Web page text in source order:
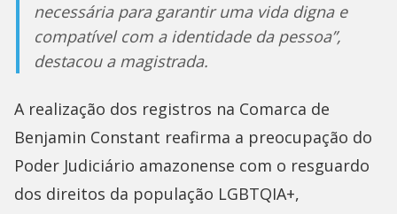
necessária para garantir uma vida digna e
compatível com a identidade da pessoa”,
destacou a magistrada.
A realização dos registros na Comarca de
Benjamin Constant reafirma a preocupação do
Poder Judiciário amazonense com o resguardo
dos direitos da população LGBTQIA+,